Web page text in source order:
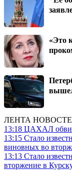
«Это
ЛЕНТА
13:18 ЦАХАЛ
13:15 Стало
виновных во
13:13 Стало
вторжение в